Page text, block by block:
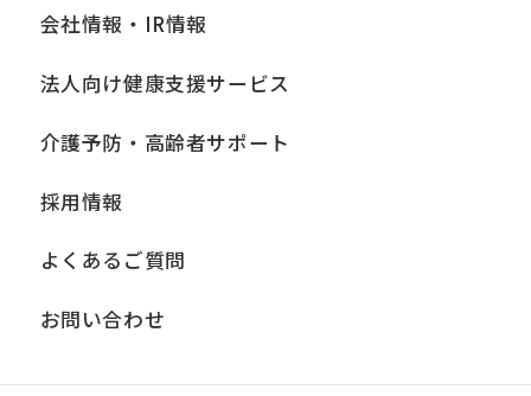
■個人情報の開示
当社は、お客様からお預かりした個人情
本人の同意なく第三者に提供、開示いた
しません。ただし、法令により当社がお
る場合、あらかじめ当社との間で秘密保
持契約を締結している業務委託先、およ
する場合、法令に基づき当社が開示を求
会社情報・IR情報
法人向け健康支援サービス
介護予防・高齢者サポート
採用情報
よくあるご質問
お問い合わせ